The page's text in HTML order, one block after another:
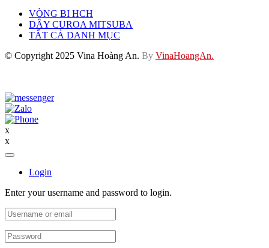
VÒNG BI HCH
DÂY CUROA MITSUBA
TẤT CẢ DANH MỤC
© Copyright 2025 Vina Hoàng An. By VinaHoangAn.
x
x
Login
Enter your username and password to login.